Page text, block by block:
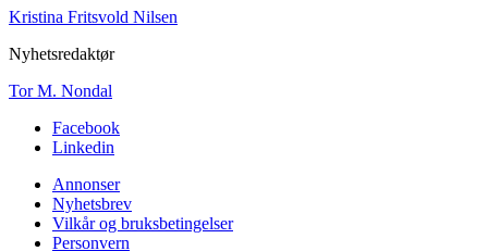
Kristina Fritsvold Nilsen
Nyhetsredaktør
Tor M. Nondal
Facebook
Linkedin
Annonser
Nyhetsbrev
Vilkår og bruksbetingelser
Personvern